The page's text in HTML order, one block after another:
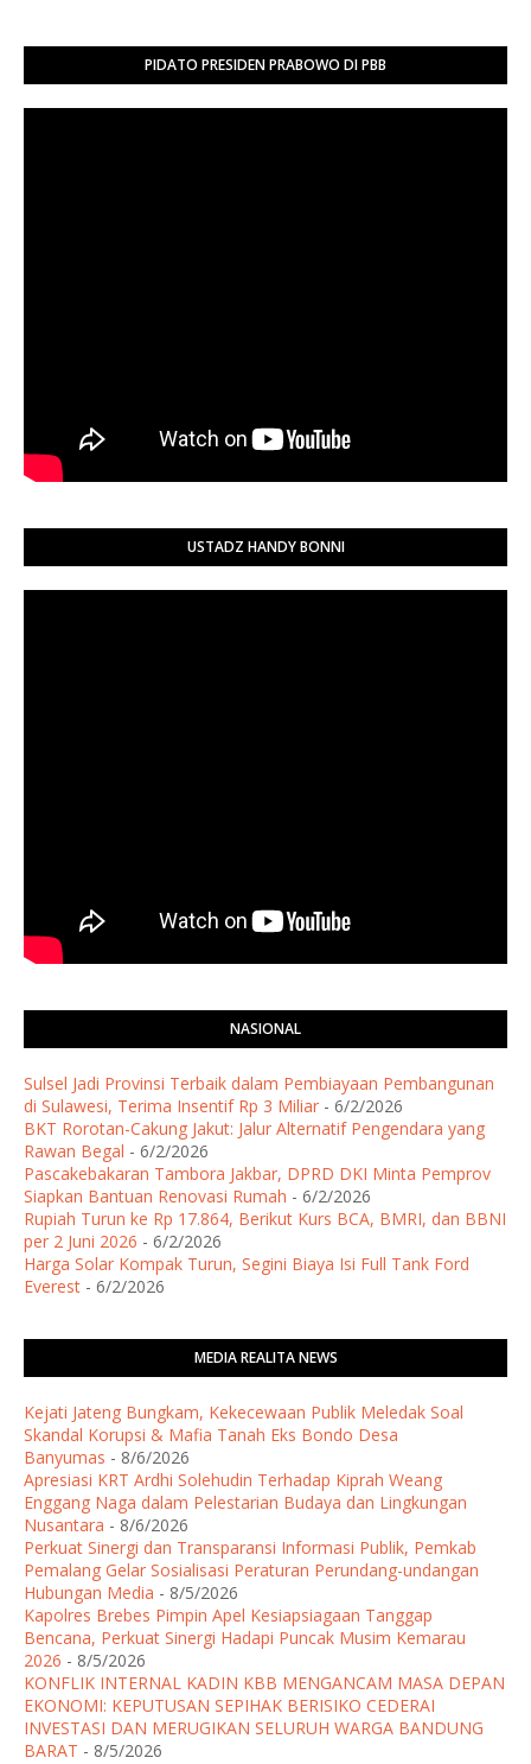
PIDATO PRESIDEN PRABOWO DI PBB
USTADZ HANDY BONNI
NASIONAL
Sulsel Jadi Provinsi Terbaik dalam Pembiayaan Pembangunan
di Sulawesi, Terima Insentif Rp 3 Miliar - 6/2/2026
BKT Rorotan-Cakung Jakut: Jalur Alternatif Pengendara yang
Rawan Begal - 6/2/2026
Pascakebakaran Tambora Jakbar, DPRD DKI Minta Pemprov
Siapkan Bantuan Renovasi Rumah - 6/2/2026
Rupiah Turun ke Rp 17.864, Berikut Kurs BCA, BMRI, dan BBNI
per 2 Juni 2026 - 6/2/2026
Harga Solar Kompak Turun, Segini Biaya Isi Full Tank Ford
Everest - 6/2/2026
MEDIA REALITA NEWS
Kejati Jateng Bungkam, Kekecewaan Publik Meledak Soal
Skandal Korupsi & Mafia Tanah Eks Bondo Desa
Banyumas - 8/6/2026
Apresiasi KRT Ardhi Solehudin Terhadap Kiprah Weang
Enggang Naga dalam Pelestarian Budaya dan Lingkungan
Nusantara - 8/6/2026
Perkuat Sinergi dan Transparansi Informasi Publik, Pemkab
Pemalang Gelar Sosialisasi Peraturan Perundang-undangan
Hubungan Media - 8/5/2026
Kapolres Brebes Pimpin Apel Kesiapsiagaan Tanggap
Bencana, Perkuat Sinergi Hadapi Puncak Musim Kemarau
2026 - 8/5/2026
KONFLIK INTERNAL KADIN KBB MENGANCAM MASA DEPAN
EKONOMI: KEPUTUSAN SEPIHAK BERISIKO CEDERAI
INVESTASI DAN MERUGIKAN SELURUH WARGA BANDUNG
BARAT - 8/5/2026